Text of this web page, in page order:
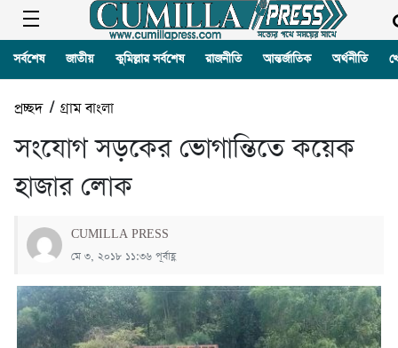
সর্বশেষ জাতীয় কুমিল্লার সর্বশেষ রাজনীতি আন্তর্জাতিক অর্থনীতি
প্রচ্ছদ/ গ্রাম বাংলা
সংযোগ সড়কের ভোগান্তিতে কয়েক
হাজার লোক
CUMILLA PRESS
মে ৩, ২০১৮ ১১:৩৬ পূর্বাহ্ণ